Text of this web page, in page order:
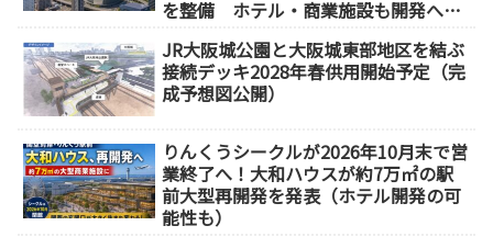
を整備 ホテル・商業施設も開発へ
JR大阪城公園と大阪城東部地区を結ぶ
接続デッキ2028年春供用開始予定（完
成予想図公開）
りんくうシークルが2026年10月末で営
業終了へ！大和ハウスが約7万㎡の駅
前大型再開発を発表（ホテル開発の可
能性も）